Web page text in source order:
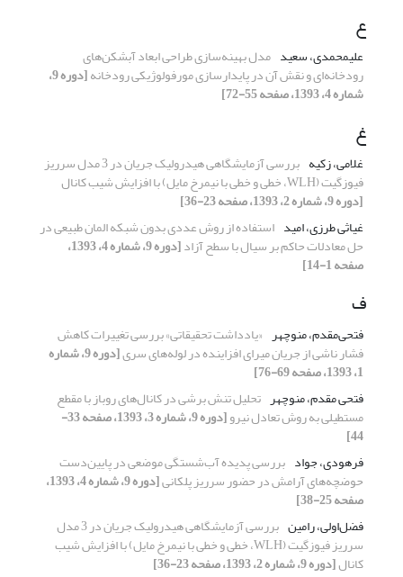
ع
علیمحمدی، سعید مدل بهینه‌‌سازی طراحی ابعاد آبشکن‌های
رودخانه‌ای و نقش آن در پایدارسازی مورفولوژیکی رودخانه [دوره 9،
شماره 4، 1393، صفحه 55-72]
غ
غلامی، زکیه بررسی آزمایشگاهی هیدرولیک جریان در 3 مدل سرریز
فیوزگیت (WLH، خطی و خطی با نیمرخ مایل) با افزایش شیب کانال
[دوره 9، شماره 2، 1393، صفحه 23-36]
غیاثی طرزی، امید استفاده از روش عددی بدون شبکه المان طبیعی در
حل معادلات حاکم بر سیال با سطح آزاد [دوره 9، شماره 4، 1393،
صفحه 1-14]
ف
فتحی‌مقدم، منوچهر «یادداشت تحقیقاتی» بررسی تغییرات کاهش
فشار ناشی از جریان میرای افزاینده در لوله‌های سری [دوره 9، شماره
1، 1393، صفحه 69-76]
فتحی مقدم، منوچهر تحلیل تنش برشی در کانال‌های روباز با مقطع
مستطیلی به روش تعادل نیرو [دوره 9، شماره 3، 1393، صفحه 33-
44]
فرهودی، جواد بررسی پدیده آب‌شستگی موضعی در پایین‌دست
حوضچه‌های آرامش در حضور سرریز پلکانی [دوره 9، شماره 4، 1393،
صفحه 25-38]
فضل‌اولی، رامین
بررسی آزمایشگاهی هیدرولیک جریان در 3 مدل
سرریز فیوزگیت (WLH، خطی و خطی با نیمرخ مایل) با افزایش شیب
کانال[دوره 9، شماره 2، 1393، صفحه 23-36]